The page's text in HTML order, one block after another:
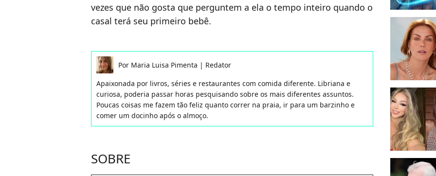
vezes que não gosta que perguntem a ela o tempo inteiro quando o
casal terá seu primeiro bebê.
Por Maria Luisa Pimenta | Redator
Apaixonada por livros, séries e restaurantes com comida diferente. Libriana e
curiosa, poderia passar horas pesquisando sobre os mais diferentes assuntos.
Poucas coisas me fazem tão feliz quanto correr na praia, ir para um barzinho e
comer um docinho após o almoço.
SOBRE